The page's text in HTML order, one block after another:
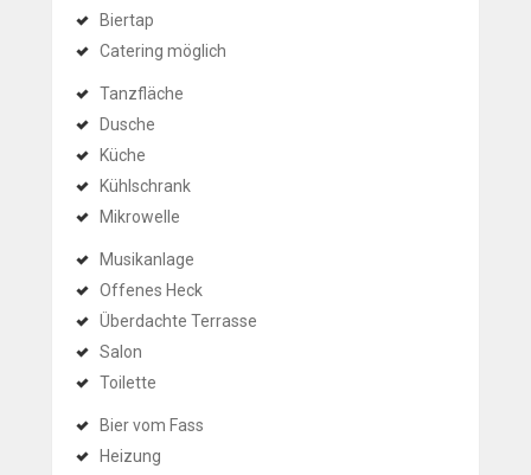
Biertap
Catering möglich
Tanzfläche
Dusche
Küche
Kühlschrank
Mikrowelle
Musikanlage
Offenes Heck
Überdachte Terrasse
Salon
Toilette
Bier vom Fass
Heizung